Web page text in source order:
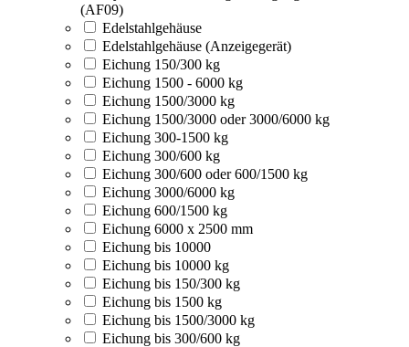
(AF09)
Edelstahlgehäuse
Edelstahlgehäuse (Anzeigegerät)
Eichung 150/300 kg
Eichung 1500 - 6000 kg
Eichung 1500/3000 kg
Eichung 1500/3000 oder 3000/6000 kg
Eichung 300-1500 kg
Eichung 300/600 kg
Eichung 300/600 oder 600/1500 kg
Eichung 3000/6000 kg
Eichung 600/1500 kg
Eichung 6000 x 2500 mm
Eichung bis 10000
Eichung bis 10000 kg
Eichung bis 150/300 kg
Eichung bis 1500 kg
Eichung bis 1500/3000 kg
Eichung bis 300/600 kg